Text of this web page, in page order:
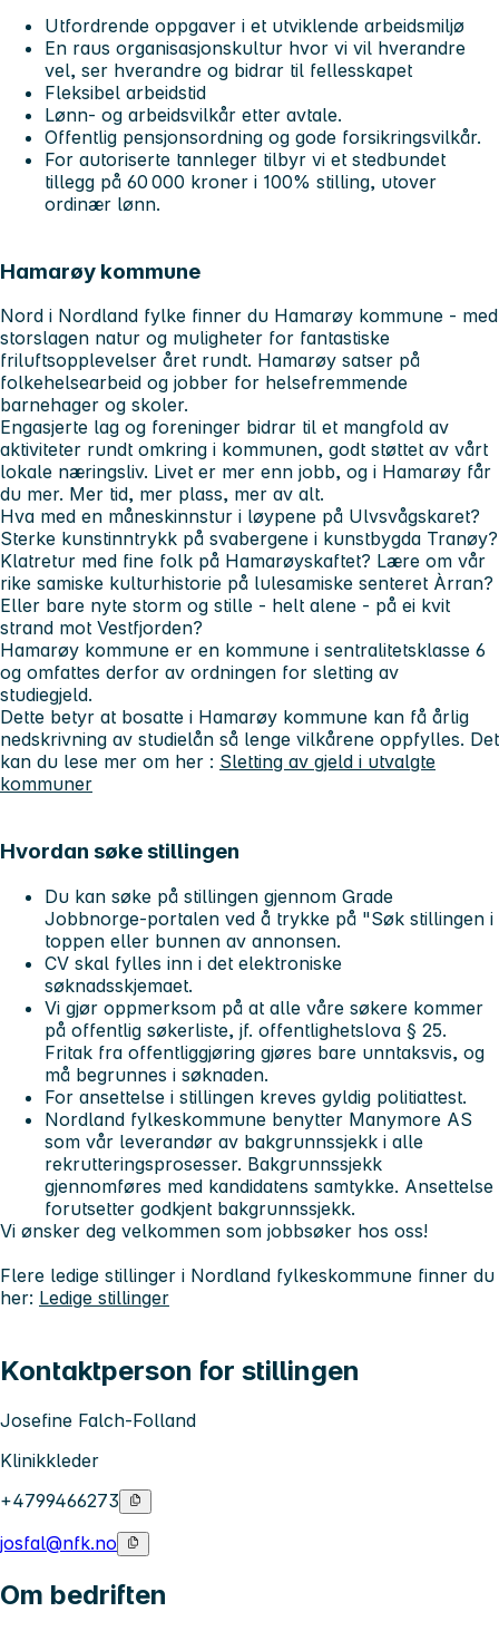
Utfordrende oppgaver i et utviklende arbeidsmiljø
En raus organisasjonskultur hvor vi vil hverandre
vel, ser hverandre og bidrar til fellesskapet
Fleksibel arbeidstid
Lønn- og arbeidsvilkår etter avtale.
Offentlig pensjonsordning og gode forsikringsvilkår.
For autoriserte tannleger tilbyr vi et stedbundet
tillegg på 60 000 kroner i 100% stilling, utover
ordinær lønn.
Hamarøy kommune
Nord i Nordland fylke finner du Hamarøy kommune - med
storslagen natur og muligheter for fantastiske
friluftsopplevelser året rundt. Hamarøy satser på
folkehelsearbeid og jobber for helsefremmende
barnehager og skoler.
Engasjerte lag og foreninger bidrar til et mangfold av
aktiviteter rundt omkring i kommunen, godt støttet av vårt
lokale næringsliv. Livet er mer enn jobb, og i Hamarøy får
du mer. Mer tid, mer plass, mer av alt.
Hva med en måneskinnstur i løypene på Ulvsvågskaret?
Sterke kunstinntrykk på svabergene i kunstbygda Tranøy?
Klatretur med fine folk på Hamarøyskaftet? Lære om vår
rike samiske kulturhistorie på lulesamiske senteret Àrran?
Eller bare nyte storm og stille - helt alene - på ei kvit
strand mot Vestfjorden?
Hamarøy kommune er en kommune i sentralitetsklasse 6
og omfattes derfor av ordningen for sletting av
studiegjeld.
Dette betyr at bosatte i Hamarøy kommune kan få årlig
nedskrivning av studielån så lenge vilkårene oppfylles. Det
kan du lese mer om her : Sletting av gjeld i utvalgte
kommuner
Hvordan søke stillingen
Du kan søke på stillingen gjennom Grade
Jobbnorge-portalen ved å trykke på "Søk stillingen i
toppen eller bunnen av annonsen.
CV skal fylles inn i det elektroniske
søknadsskjemaet.
Vi gjør oppmerksom på at alle våre søkere kommer
på offentlig søkerliste, jf. offentlighetslova § 25.
Fritak fra offentliggjøring gjøres bare unntaksvis, og
må begrunnes i søknaden.
For ansettelse i stillingen kreves gyldig politiattest.
Nordland fylkeskommune benytter Manymore AS
som vår leverandør av bakgrunnssjekk i alle
rekrutteringsprosesser. Bakgrunnssjekk
gjennomføres med kandidatens samtykke. Ansettelse
forutsetter godkjent bakgrunnssjekk.
Vi ønsker deg velkommen som jobbsøker hos oss!
Flere ledige stillinger i Nordland fylkeskommune finner du
her: Ledige stillinger
Kontaktperson for stillingen
Josefine Falch-Folland
Klinikkleder
+4799466273
josfal@nfk.no
Om bedriften